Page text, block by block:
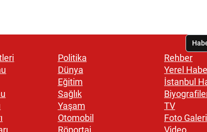
Politika
Dünya
Eğitim
Sağlık
Yaşam
Otomobil
Röportaj
Rehber
Yerel
İstanbul
TV
Foto Galeri
Video